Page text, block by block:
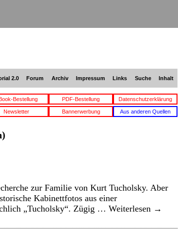
2.0 Forum Archiv Impressum Links Suche Inhalt
Bestellung PDF-Bestellung Datenschutzerklärung
Newsletter Bannerwerbung Aus anderen Quellen
zur Familie von Kurt Tucholsky. Aber
Kabinettfotos aus einer
„Tucholsky“. Zügig … Weiterlesen →